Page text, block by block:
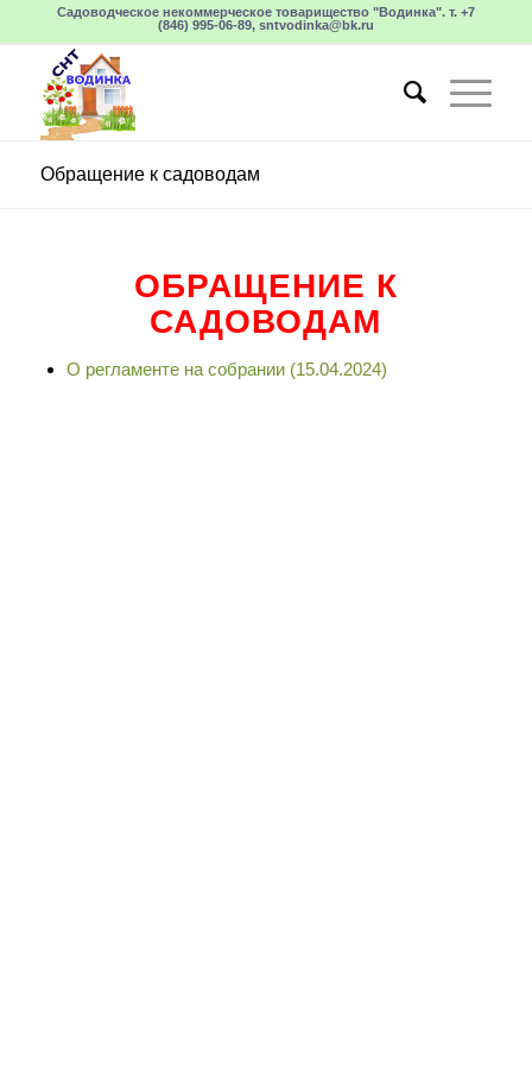
Садоводческое некоммерческое товарищество "Водинка". т. +7
(846) 995-06-89, sntvodinka@bk.ru
Обращение к садоводам
ОБРАЩЕНИЕ К
САДОВОДАМ
О регламенте на собрании (15.04.2024)